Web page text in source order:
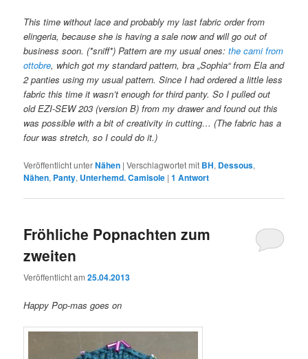
This time without lace and probably my last fabric order from
elingeria, because she is having a sale now and will go out of
business soon. (*sniff*) Pattern are my usual ones:the cami from
ottobre, which got my standard pattern, bra „Sophia“ from Ela and
2 panties using my usual pattern. Since I had ordered a little less
fabric this time it wasn’t enough for third panty. So I pulled out
old EZI-SEW 203 (version B) from my drawer and found out this
was possible with a bit of creativity in cutting… (The fabric has a
four was stretch, so I could do it.)
Veröffentlicht unterNähen |Verschlagwortet mit BH, Dessous,
Nähen, Panty, Unterhemd. Camisole |1 Antwort
Fröhliche Popnachten zum
zweiten
Veröffentlicht am25.04.2013
Happy Pop-mas goes on